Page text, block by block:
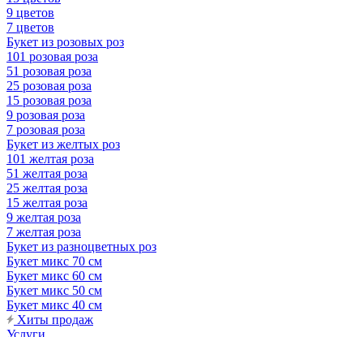
9 цветов
7 цветов
Букет из розовых роз
101 розовая роза
51 розовая роза
25 розовая роза
15 розовая роза
9 розовая роза
7 розовая роза
Букет из желтых роз
101 желтая роза
51 желтая роза
25 желтая роза
15 желтая роза
9 желтая роза
7 желтая роза
Букет из разноцветных роз
Букет микс 70 см
Букет микс 60 см
Букет микс 50 см
Букет микс 40 см
Хиты продаж
Услуги